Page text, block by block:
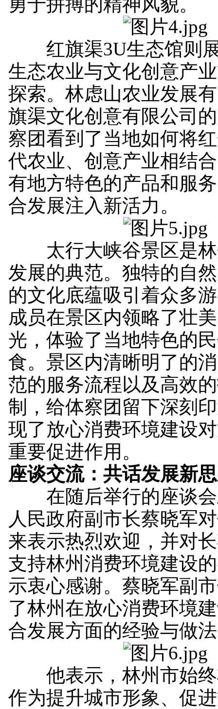
红旗渠3U生态馆则
生态农业与文化创意产
探索。林虑山农业发展
旗渠文化创意有限公司
察团看到了当地如何将
代农业、创意产业相结
有地方特色的产品和服
合发展注入新活力。
太行大峡谷景区是林
发展的典范。独特的自
的文化底蕴吸引着众多
成员在景区内领略了壮
光，体验了当地特色的
食。景区内清晰明了的
范的服务流程以及高效
制，给体察团留下深刻
现了放心消费环境建设
重要促进作用。
座谈交流：共话发展新
在随后举行的座谈会
人民政府副市长蔡晓军
来表示热烈欢迎，并对
支持林州消费环境建设
示衷心感谢。蔡晓军副
了林州在放心消费环境
合发展方面的经验与做
他表示，林州市始终
作为提升城市形象、促